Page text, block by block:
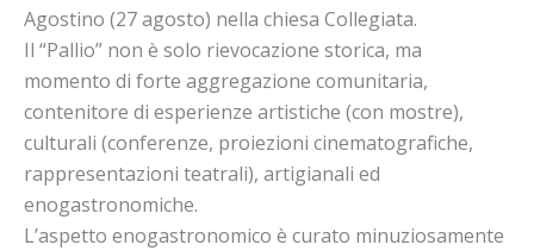
Agostino (27 agosto) nella chiesa Collegiata.
Il “Pallio” non è solo rievocazione storica, ma
momento di forte aggregazione comunitaria,
contenitore di esperienze artistiche (con mostre),
culturali (conferenze, proiezioni cinematografiche,
rappresentazioni teatrali), artigianali ed
enogastronomiche.
L’aspetto enogastronomico è curato minuziosamente